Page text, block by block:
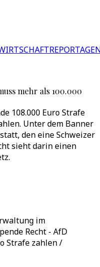
mehr als 100.000
108.000 Euro Strafe
Unter dem Banner
den eine Schweizer
sieht darin einen
im
Recht - AfD
Strafe zahlen /